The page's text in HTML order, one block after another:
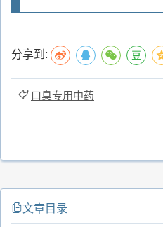
分享到:
口臭专用中药
文章目录